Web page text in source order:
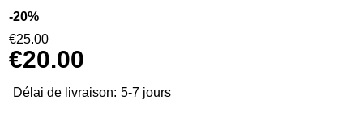
-20%
€25.00
€20.00
Délai de livraison: 5-7 jours